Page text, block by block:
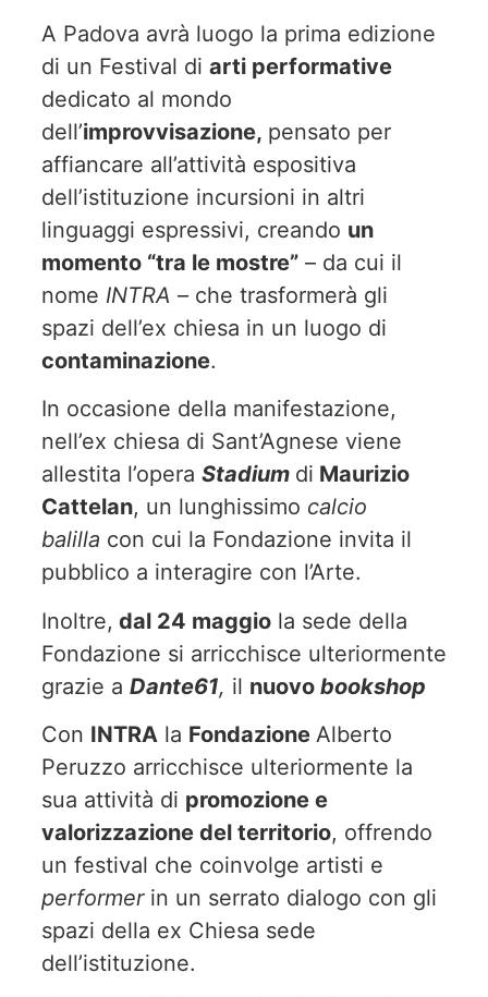
A Padova avrà luogo la prima edizione
di un Festival di arti performative
dedicato al mondo
dell’improvvisazione, pensato per
affiancare all’attività espositiva
dell’istituzione incursioni in altri
linguaggi espressivi, creando un
momento “tra le mostre” – da cui il
nome INTRA – che trasformerà gli
spazi dell’ex chiesa in un luogo di
contaminazione.
In occasione della manifestazione,
nell’ex chiesa di Sant’Agnese viene
allestita l’opera Stadium di Maurizio
Cattelan, un lunghissimo calcio
balilla con cui la Fondazione invita il
pubblico a interagire con l’Arte.
Inoltre, dal 24 maggio la sede della
Fondazione si arricchisce ulteriormente
grazie a Dante61, il nuovo bookshop
Con INTRA la Fondazione Alberto
Peruzzo arricchisce ulteriormente la
sua attività di promozione e
valorizzazione del territorio, offrendo
un festival che coinvolge artisti e
performerin un serrato dialogo con gli
spazi della ex Chiesa sede
dell’istituzione.